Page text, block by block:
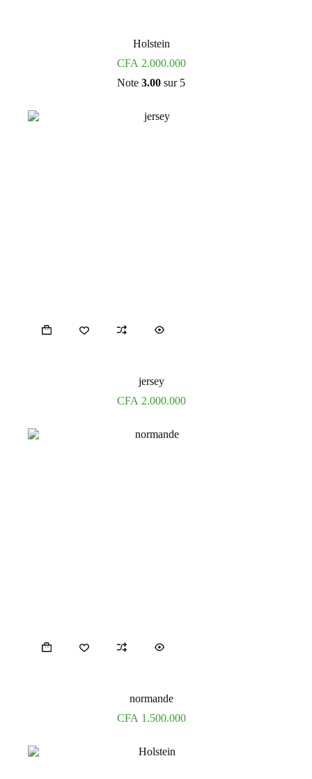
Holstein
CFA2.000.000
Note3.00 sur 5
jersey
CFA 2.000.000
normande
CFA 1.500.000